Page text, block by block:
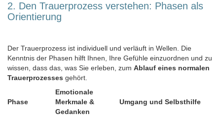
2. Den Trauerprozess verstehen: Phasen als
Orientierung
Der Trauerprozess ist individuell und verläuft in Wellen. Die
Kenntnis der Phasen hilft Ihnen, Ihre Gefühle einzuordnen und zu
wissen, dass das, was Sie erleben, zum Ablauf eines normalen
Trauerprozesses gehört.
Phase
Emotionale
Merkmale &
Gedanken
Umgang und Selbsthilfe